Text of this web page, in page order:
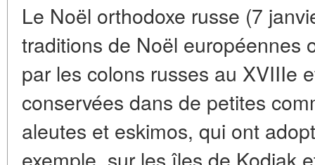
Le Noël orthodoxe russe (7
traditions de Noël européennes
par les colons russes au XVIIIe
conservées dans de petites
aleutes et eskimos, qui ont
exemple, sur les îles de Kodiak